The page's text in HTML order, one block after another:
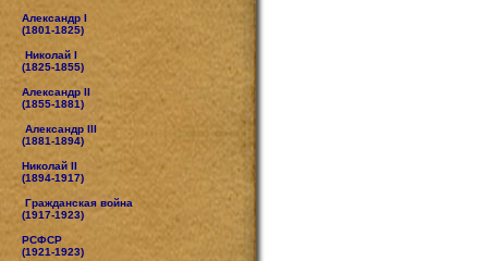
Александр I
(1801-1825)
Николай I
(1825-1855)
Александр II
(1855-1881)
Александр III
(1881-1894)
Николай II
(1894-1917)
Гражданская война
(1917-1923)
РСФСР
(1921-1923)